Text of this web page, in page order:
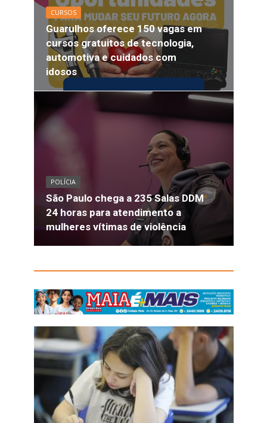
CURSOS
Guarulhos oferece 150 vagas em
cursos gratuitos de tecnologia,
automotiva e cuidados com
idosos
POLÍCIA
São Paulo chega a 235 Salas DDM
24 horas para atendimento a
mulheres vítimas de violência